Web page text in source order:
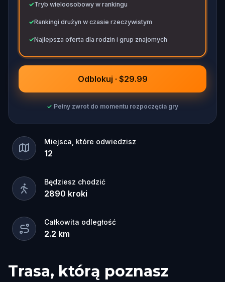
✓Tryb wieloosobowy w rankingu
✓Rankingi drużyn w czasie rzeczywistym
✓Najlepsza oferta dla rodzin i grup znajomych
Odblokuj · $29.99
✓ Pełny zwrot do momentu rozpoczęcia gry
Miejsca, które odwiedzisz
12
Będziesz chodzić
2890 kroki
Całkowita odległość
2.2 km
Trasa, którą poznasz
Start
Meta